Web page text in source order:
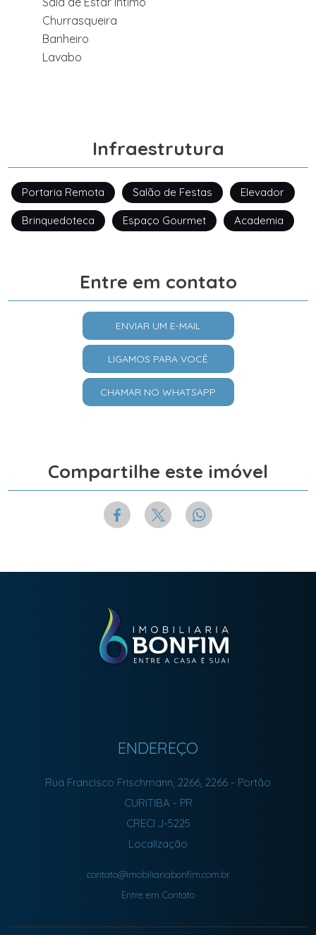
Churrasqueira
Banheiro
Lavabo
Infraestrutura
Portaria Remota Salão de Festas Elevador
Brinquedoteca Espaço Gourmet Academia
Entre em contato
ENVIAR UM E-MAIL
LIGAMOS PARA VOCÊ
CHAMAR NO WHATSAPP
Compartilhe este imóvel
ENDEREÇO
Rua Francisco Frischmann, 2266, 2266 - Portão
CURITIBA - PR
CRECI J-5225
Localização
contato@imobiliariabonfim.com.br
Entre em Contato